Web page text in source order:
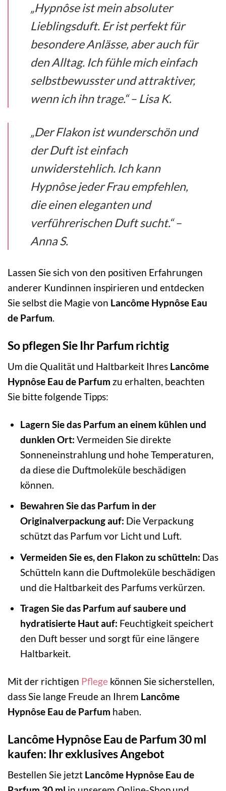
„Hypnôse ist mein absoluter
Lieblingsduft. Er ist perfekt für
besondere Anlässe, aber auch für
den Alltag. Ich fühle mich einfach
selbstbewusster und attraktiver,
wenn ich ihn trage.“ – Lisa K.
„Der Flakon ist wunderschön und
der Duft ist einfach
unwiderstehlich. Ich kann
Hypnôse jeder Frau empfehlen,
die einen eleganten und
verführerischen Duft sucht.“ –
Anna S.
Lassen Sie sich von den positiven Erfahrungen
anderer Kundinnen inspirieren und entdecken
Sie selbst die Magie von Lancôme Hypnôse Eau
de Parfum.
So pflegen Sie Ihr Parfum richtig
Um die Qualität und Haltbarkeit Ihres Lancôme
Hypnôse Eau de Parfum zu erhalten, beachten
Sie bitte folgende Tipps:
Lagern Sie das Parfum an einem kühlen und
dunklen Ort: Vermeiden Sie direkte
Sonneneinstrahlung und hohe Temperaturen,
da diese die Duftmoleküle beschädigen
können.
Bewahren Sie das Parfum in der
Originalverpackung auf: Die Verpackung
schützt das Parfum vor Licht und Luft.
Vermeiden Sie es, den Flakon zu schütteln: Das
Schütteln kann die Duftmoleküle beschädigen
und die Haltbarkeit des Parfums verkürzen.
Tragen Sie das Parfum auf saubere und
hydratisierte Haut auf: Feuchtigkeit speichert
den Duft besser und sorgt für eine längere
Haltbarkeit.
Mit der richtigen Pflege können Sie sicherstellen,
dass Sie lange Freude an Ihrem Lancôme
Hypnôse Eau de Parfum haben.
Lancôme Hypnôse Eau de Parfum 30 ml
kaufen: Ihr exklusives Angebot
Bestellen Sie jetzt Lancôme Hypnôse Eau de